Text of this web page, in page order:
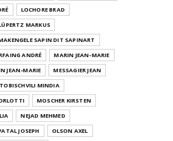
LOCHORE BRAD
MARKUS
SAPIN DIT SAPINART
ANDRÉ
MARIN JEAN-MARIE
JEAN-MARIE
MESSAGIER JEAN
MINDIA
MOSCHER KIRSTEN
NEJAD MEHMED
JOSEPH
OLSON AXEL